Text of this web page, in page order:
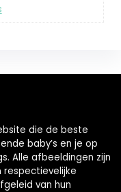
die de beste
baby’s en je op
Alle afbeeldingen zijn
respectievelijke
van hun